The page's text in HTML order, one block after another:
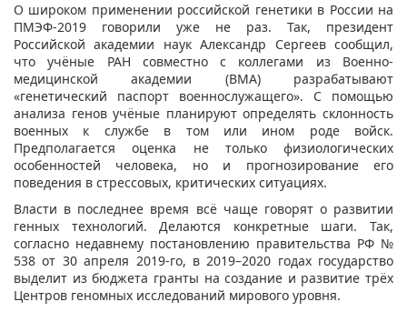
О широком применении российской генетики в России на
ПМЭФ-2019 говорили уже не раз. Так, президент
Российской академии наук Александр Сергеев сообщил,
что учёные РАН совместно с коллегами из Военно-
медицинской академии (ВМА) разрабатывают
«генетический паспорт военнослужащего». С помощью
анализа генов учёные планируют определять склонность
военных к службе в том или ином роде войск.
Предполагается оценка не только физиологических
особенностей человека, но и прогнозирование его
поведения в стрессовых, критических ситуациях.
Власти в последнее время всё чаще говорят о развитии
генных технологий. Делаются конкретные шаги. Так,
согласно недавнему постановлению правительства РФ №
538 от 30 апреля 2019-го, в 2019–2020 годах государство
выделит из бюджета гранты на создание и развитие трёх
Центров геномных исследований мирового уровня.